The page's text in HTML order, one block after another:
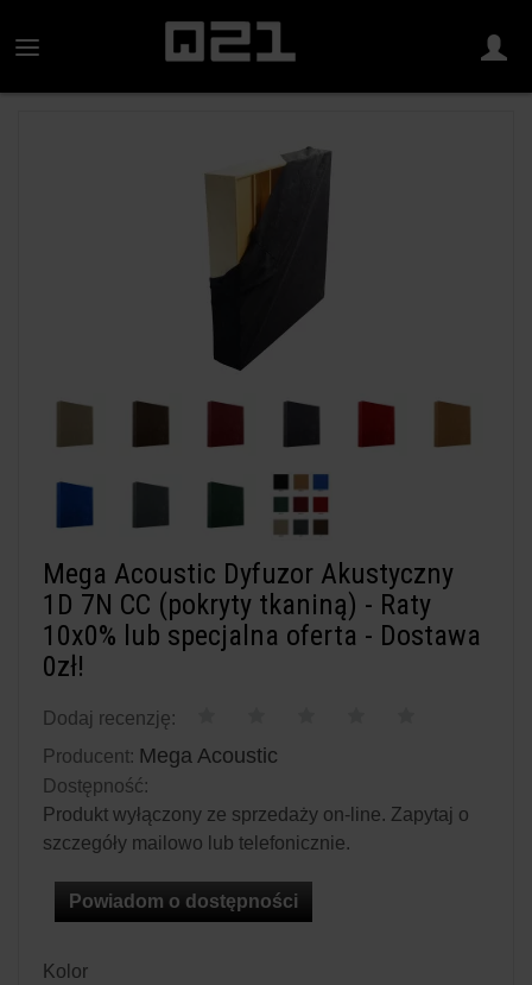
Mega Acoustic Dyfuzor Akustyczny
1D 7N CC (pokryty tkaniną) - Raty
10x0% lub specjalna oferta - Dostawa
0zł!
Dodaj recenzję:
Producent: Mega Acoustic
Dostępność:
Produkt wyłączony ze sprzedaży on-line. Zapytaj o
szczegóły mailowo lub telefonicznie.
Powiadom o dostępności
Kolor